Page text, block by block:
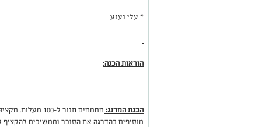
* עלי נענע
הוראות הכנה:
הכנת המרנג:
מחממים תנור ל-
מוסיפים בהדרגה את הסוכר וממשיכים